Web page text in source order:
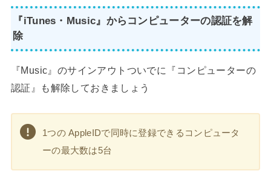
『iTunes・Music』からコンピューターの認証を解
除
『Music』のサインアウトついでに『コンピューターの
認証』も解除しておきましょう
1つの AppleIDで同時に登録できるコンピュータ
ーの最大数は5台